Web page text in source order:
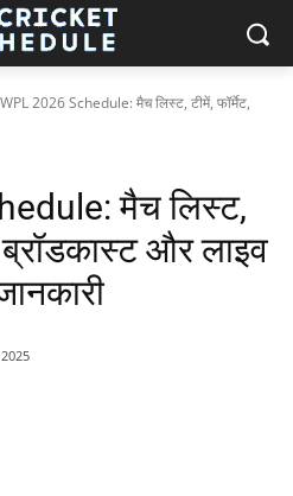
WPL 2026 Schedule: मैच लिस्ट, टीमें, फॉर्मेट,
मैच लिस्ट,
ब्रॉडकास्ट और लाइव